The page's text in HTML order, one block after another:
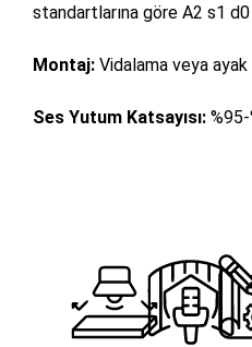
standartlarına göre A2 s1 d0
Montaj: Vidalama veya ayak
Ses Yutum Katsayısı: %95-